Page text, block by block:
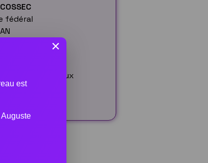
fédéral
Arts Martiaux
×
est